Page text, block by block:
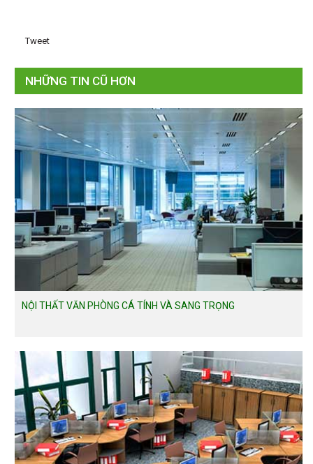
Tweet
NHỮNG TIN CŨ HƠN
NỘI THẤT VĂN PHÒNG CÁ TÍNH VÀ SANG TRỌNG